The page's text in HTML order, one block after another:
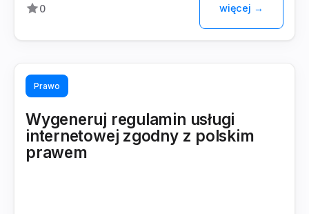
0 więcej →
Prawo
Wygeneruj regulamin usługi
internetowej zgodny z polskim
prawem